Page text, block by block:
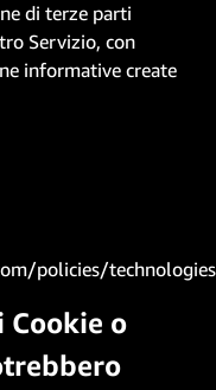
di terze parti
Servizio, con
informative create
policies/
o